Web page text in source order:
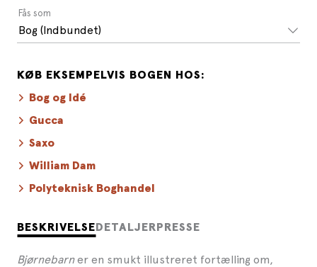
BESKRIVELSE DETALJER PRESSE
Bjørnebarner en smukt illustreret fortælling om,
Fås som
Bog (Indbundet)
KØB EKSEMPELVIS BOGEN HOS:
Bog og Idé
Gucca
Saxo
William Dam
Polyteknisk Boghandel